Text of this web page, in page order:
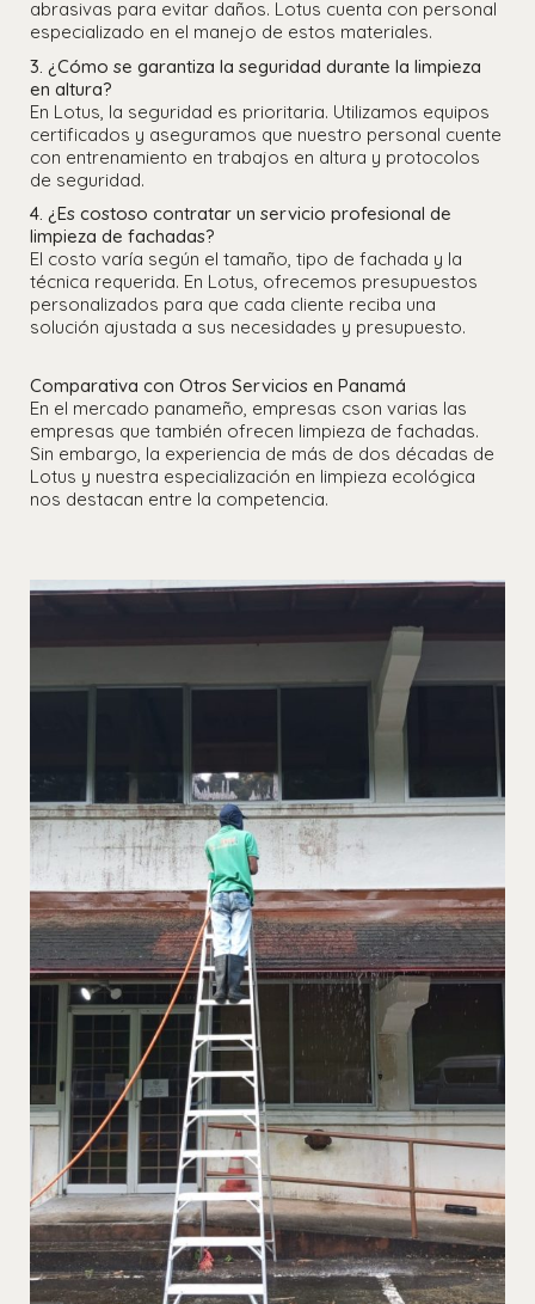
abrasivas para evitar daños. Lotus cuenta con personal
especializado en el manejo de estos materiales.
3. ¿Cómo se garantiza la seguridad durante la limpieza
en altura?
En Lotus, la seguridad es prioritaria. Utilizamos equipos
certificados y aseguramos que nuestro personal cuente
con entrenamiento en trabajos en altura y protocolos
de seguridad.
4. ¿Es costoso contratar un servicio profesional de
limpieza de fachadas?
El costo varía según el tamaño, tipo de fachada y la
técnica requerida. En Lotus, ofrecemos presupuestos
personalizados para que cada cliente reciba una
solución ajustada a sus necesidades y presupuesto.
Comparativa con Otros Servicios en Panamá
En el mercado panameño, empresas cson varias las
empresas que también ofrecen limpieza de fachadas.
Sin embargo, la experiencia de más de dos décadas de
Lotus y nuestra especialización en limpieza ecológica
nos destacan entre la competencia.